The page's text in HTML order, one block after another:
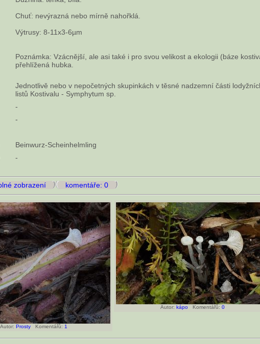
Chuť: nevýrazná nebo mírně nahořklá.
Výtrusy: 8-11x3-6µm
Poznámka: Vzácnější, ale asi také i pro svou velikost a ekologii (báze
přehlížená hubka.
Jednotlivě nebo v nepočetných skupinkách v těsné nadzemní části
listů Kostivalu - Symphytum sp.
-
-
Beinwurz-Scheinhelmling
-